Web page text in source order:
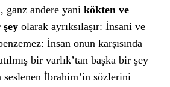
andere yanikökten ve
olarak ayrıksılaşır: İnsani ve
İnsan onun karşısında
bir varlık’tan başka bir şey
seslenen İbrahim’in sözlerini